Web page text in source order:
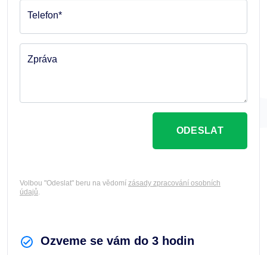
Ozveme se vám do 3 hodin
Telefon*
Zpráva
ODESLAT
Volbou "Odeslat" beru na vědomí zásady zpracování osobních
údajů.